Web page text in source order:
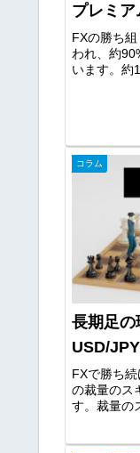
プレミ
ト！
FXの勝ち
われ、約
います。約
なもので
コラム
長期足の
USD/
FXで勝ち
の裁量のス
す。裁量の
がありま
ードは重